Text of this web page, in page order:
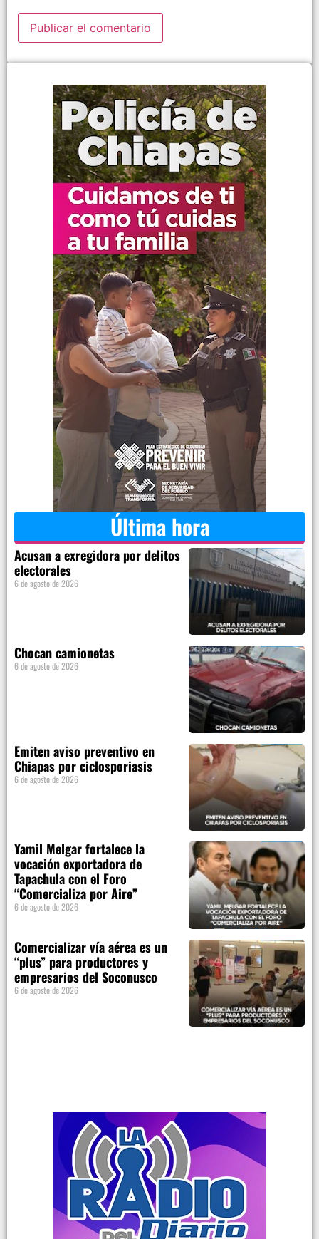
Última hora
Acusan a exregidora por delitos
electorales
6 de agosto de 2026
Chocan camionetas
6 de agosto de 2026
Emiten aviso preventivo en
Chiapas por ciclosporiasis
6 de agosto de 2026
Yamil Melgar fortalece la
vocación exportadora de
Tapachula con el Foro
“Comercializa por Aire”
6 de agosto de 2026
Comercializar vía aérea es un
“plus” para productores y
empresarios del Soconusco
6 de agosto de 2026